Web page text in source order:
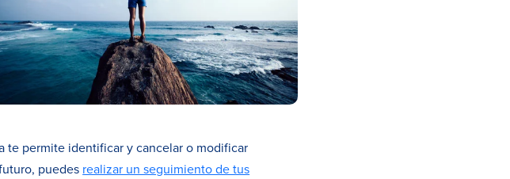
te permite identificar y cancelar o modificar
puedes realizar un seguimiento de tus